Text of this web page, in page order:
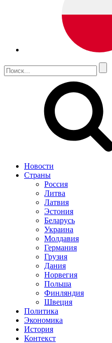
Новости
Страны
Россия
Литва
Латвия
Эстония
Беларусь
Украина
Молдавия
Германия
Грузия
Дания
Норвегия
Польша
Финляндия
Швеция
Политика
Экономика
История
Контекст